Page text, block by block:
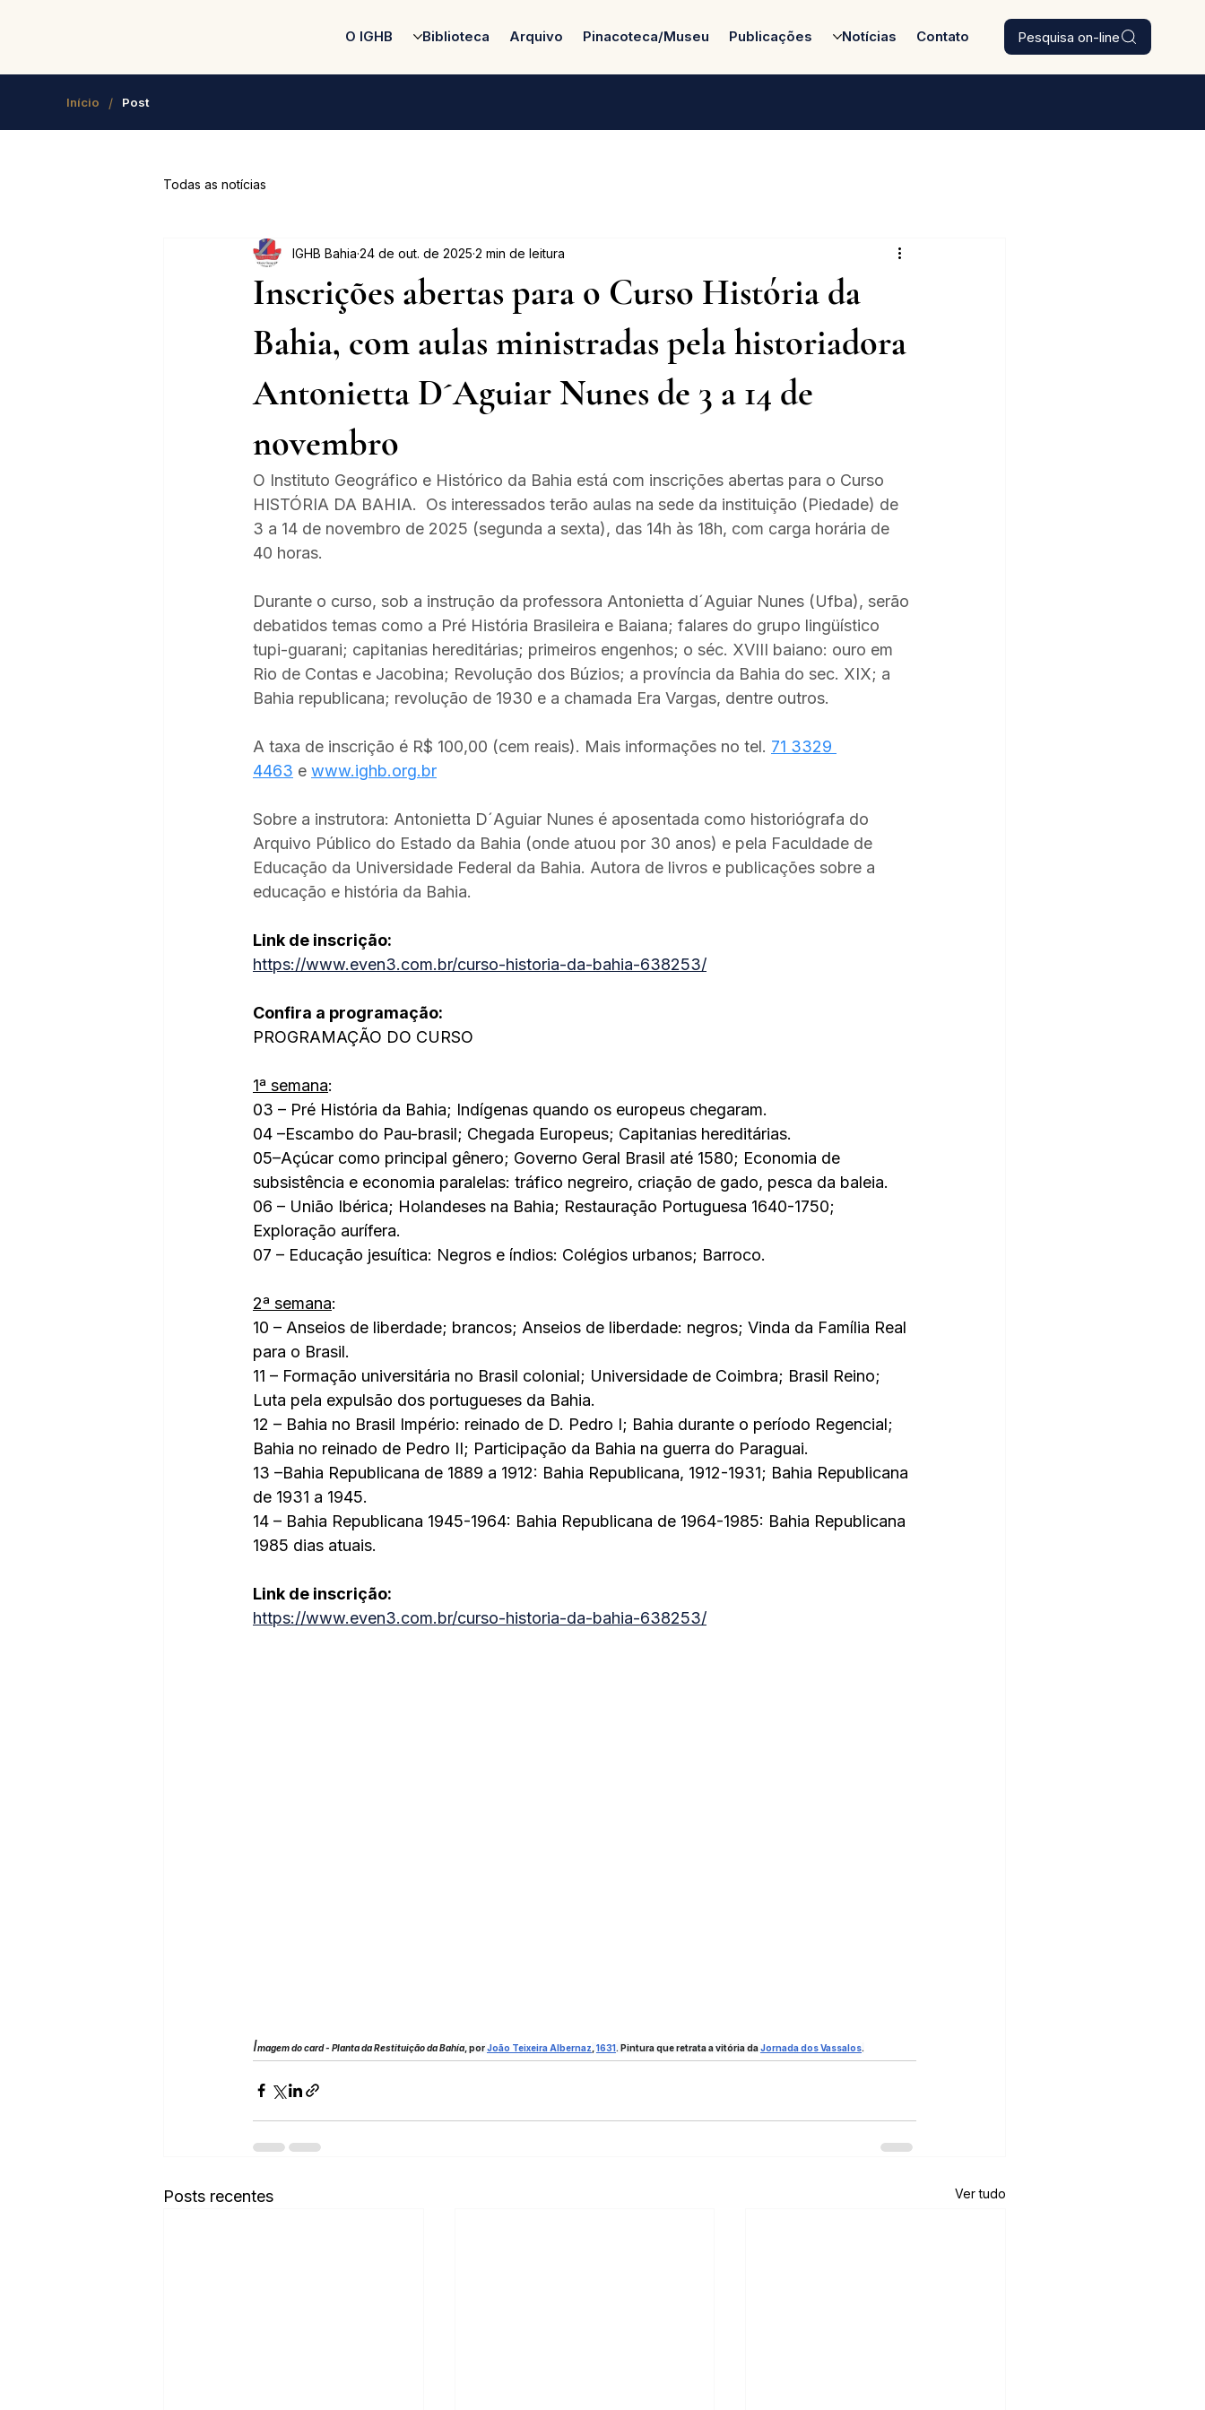
Pesquisa on-line
O IGHB Biblioteca Arquivo Pinacoteca/Museu Publicações Notícias Contato
Início / Post
Todas as notícias
Inscrições abertas para o Curso História da
Bahia, com aulas ministradas pela historiadora
Antonietta D´Aguiar Nunes de 3 a 14 de
novembro
IGHB Bahia 24 de out. de 2025 2 min de leitura
O Instituto Geográfico e Histórico da Bahia está com inscrições abertas para o Curso
HISTÓRIA DA BAHIA.  Os interessados terão aulas na sede da instituição (Piedade) de
3 a 14 de novembro de 2025 (segunda a sexta), das 14h às 18h, com carga horária de
40 horas.
Durante o curso, sob a instrução da professora Antonietta d´Aguiar Nunes (Ufba), serão
debatidos temas como a Pré História Brasileira e Baiana; falares do grupo lingüístico
tupi-guarani; capitanias hereditárias; primeiros engenhos; o séc. XVIII baiano: ouro em
Rio de Contas e Jacobina; Revolução dos Búzios; a província da Bahia do sec. XIX; a
Bahia republicana; revolução de 1930 e a chamada Era Vargas, dentre outros.
A taxa de inscrição é R$ 100,00 (cem reais). Mais informações no tel. 71 3329
4463 e www.ighb.org.br
Sobre a instrutora: Antonietta D´Aguiar Nunes é aposentada como historiógrafa do
Arquivo Público do Estado da Bahia (onde atuou por 30 anos) e pela Faculdade de
Educação da Universidade Federal da Bahia. Autora de livros e publicações sobre a
educação e história da Bahia.
Link de inscrição:
https://www.even3.com.br/curso-historia-da-bahia-638253/
Confira a programação:
PROGRAMAÇÃO DO CURSO
1ª semana:
03 – Pré História da Bahia; Indígenas quando os europeus chegaram.
04 –Escambo do Pau-brasil; Chegada Europeus; Capitanias hereditárias.
05–Açúcar como principal gênero; Governo Geral Brasil até 1580; Economia de
subsistência e economia paralelas: tráfico negreiro, criação de gado, pesca da baleia.
06 – União Ibérica; Holandeses na Bahia; Restauração Portuguesa 1640-1750;
Exploração aurífera.
07 – Educação jesuítica: Negros e índios: Colégios urbanos; Barroco.
2ª semana:
10 – Anseios de liberdade; brancos; Anseios de liberdade: negros; Vinda da Família Real
para o Brasil.
11 – Formação universitária no Brasil colonial; Universidade de Coimbra; Brasil Reino;
Luta pela expulsão dos portugueses da Bahia.
12 – Bahia no Brasil Império: reinado de D. Pedro I; Bahia durante o período Regencial;
Bahia no reinado de Pedro II; Participação da Bahia na guerra do Paraguai.
13 –Bahia Republicana de 1889 a 1912: Bahia Republicana, 1912-1931; Bahia Republicana
de 1931 a 1945.
14 – Bahia Republicana 1945-1964: Bahia Republicana de 1964-1985: Bahia Republicana
1985 dias atuais.
Link de inscrição:
https://www.even3.com.br/curso-historia-da-bahia-638253/
Imagem do card - Planta da Restituição da Bahía , por João Teixeira Albernaz 1631. Pintura que retrata a vitória da Jornada dos Vassalos.
Posts recentes Ver tudo